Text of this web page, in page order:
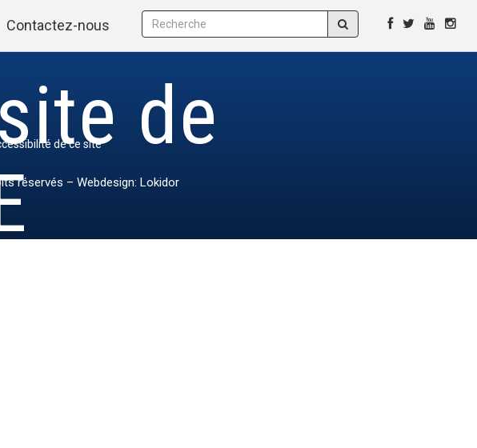
Contactez-nous
de
de ce site
réservés – Webdesign: Lokidor